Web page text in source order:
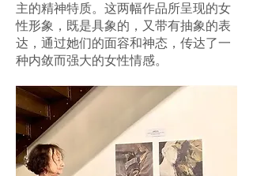
主的精神特质。这两幅作品所呈现的女
性形象，既是具象的，又带有抽象的表
达，通过她们的面容和神态，传达了一
种内敛而强大的女性情感。